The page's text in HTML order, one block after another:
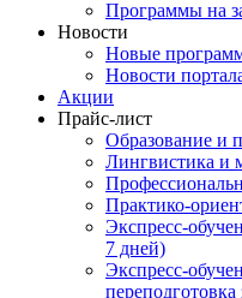
Программы на
Новости
Новые
Новости
Акции
Прайс-лист
Образование и
Лингвистика и
Практико-
Экспресс-
7 дней)
Экспресс-
переподготовка